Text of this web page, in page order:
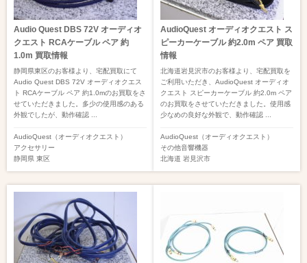
Audio Quest DBS 72V オーディオ
クエスト RCAケーブル ペア 約
1.0m 買取情報
静岡県東区のお客様より、宅配買取にて
Audio Quest DBS 72V オーディオクエス
ト RCAケーブル ペア 約1.0mのお買取をさ
せていただきました。多少の使用感のある
外観でしたが、動作確認 ...
AudioQuest（オーディオクエスト）
アクセサリー
静岡県 東区
AudioQuest オーディオクエスト ス
ピーカーケーブル 約2.0m ペア 買取
情報
北海道岩見沢市のお客様より、宅配買取を
ご利用いただき、AudioQuest オーディオ
クエスト スピーカーケーブル 約2.0m ペア
のお買取をさせていただきました。使用感
少なめの良好な外観で、動作確認 ...
AudioQuest（オーディオクエスト）
その他音響機器
北海道 岩見沢市